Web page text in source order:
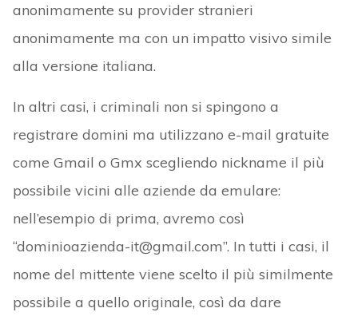
anonimamente su provider stranieri
anonimamente ma con un impatto visivo simile
alla versione italiana.
In altri casi, i criminali non si spingono a
registrare domini ma utilizzano e-mail gratuite
come Gmail o Gmx scegliendo nickname il più
possibile vicini alle aziende da emulare:
nell’esempio di prima, avremo così
“dominioazienda-it@gmail.com”. In tutti i casi, il
nome del mittente viene scelto il più similmente
possibile a quello originale, così da dare